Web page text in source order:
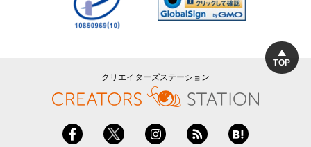
TOP
クリエイターズステーション